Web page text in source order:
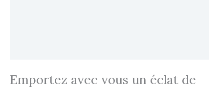
Emportez avec vous un éclat de